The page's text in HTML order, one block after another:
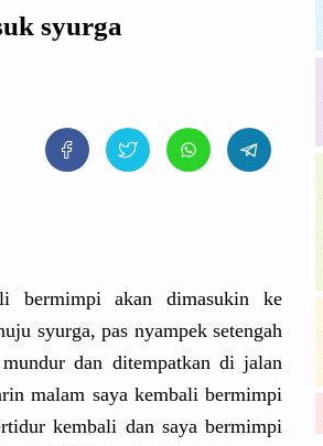
syurga
bermimpi akan dimasukin ke
syurga, pas nyampek setengah
dan ditempatkan di jalan
malam saya kembali bermimpi
kembali dan saya bermimpi